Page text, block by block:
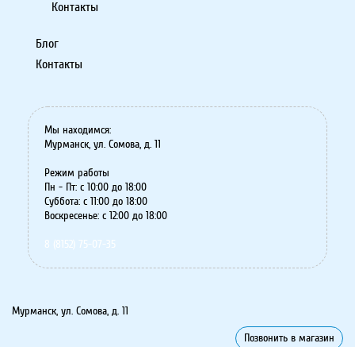
Контакты
Блог
Контакты
Мы находимся:
Мурманск, ул. Сомова, д. 11
Режим работы
Пн - Пт: с 10:00 до 18:00
Суббота: с 11:00 до 18:00
Воскресенье: с 12:00 до 18:00
8 (8152) 75-07-35
Мурманск, ул. Сомова, д. 11
Позвонить в магазин